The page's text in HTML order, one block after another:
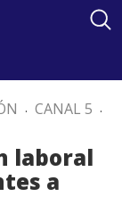
. CANAL 5 .
laboral
a